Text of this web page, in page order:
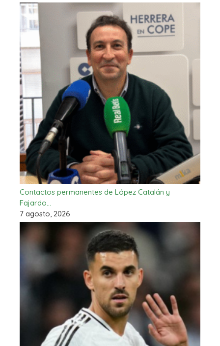
Contactos permanentes de López Catalán y
Fajardo…
7 agosto, 2026